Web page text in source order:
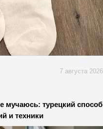
7 августа 2026
мучаюсь: турецкий способ
и техники